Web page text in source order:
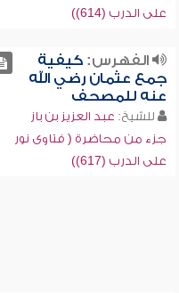
على الدرب (614))
الفهرس:كيفية
جمع عثمان رضي الله
عنه للمصحف
للشيخ: عبد العزيز بن باز
جزء من محاضرة ( فتاوى نور
على الدرب (617))